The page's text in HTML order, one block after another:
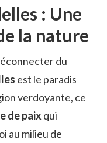
: Une
la nature
du
est le paradis
verdoyante, ce
de paix qui
au milieu de